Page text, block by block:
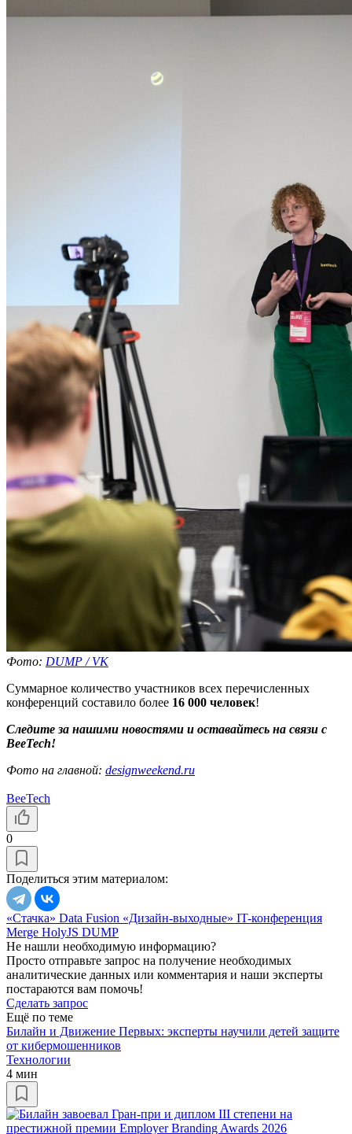
Фото: DUMP / VK
Суммарное количество участников всех перечисленных
конференций составило более 16 000 человек!
Следите за нашими новостями и оставайтесь на связи с
BeeTech!
Фото на главной: designweekend.ru
BeeTech
0
Поделиться этим материалом:
«Стачка» Data Fusion «Дизайн-выходные» IT-конференция
Merge HolyJS DUMP
Не нашли необходимую информацию?
Просто отправьте запрос на получение необходимых
аналитические данных или комментария и наши эксперты
постараются вам помочь!
Сделать запрос
Ещё по теме
Билайн и Движение Первых: эксперты научили детей защите
от кибермошенников
Технологии
4 мин